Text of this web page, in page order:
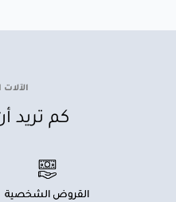
كم تريد
القروض الشخصية